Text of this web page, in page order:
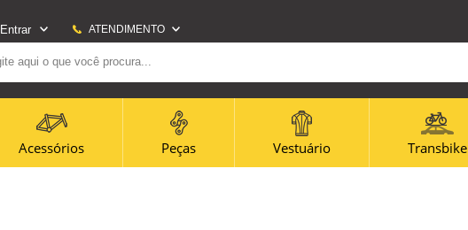
Entrar ATENDIMENTO
amazonas@amazonasbike.com.br
Horário Centro: Segunda à sexta - 09h às 18h -
Acessórios Peças Vestuário Transbike